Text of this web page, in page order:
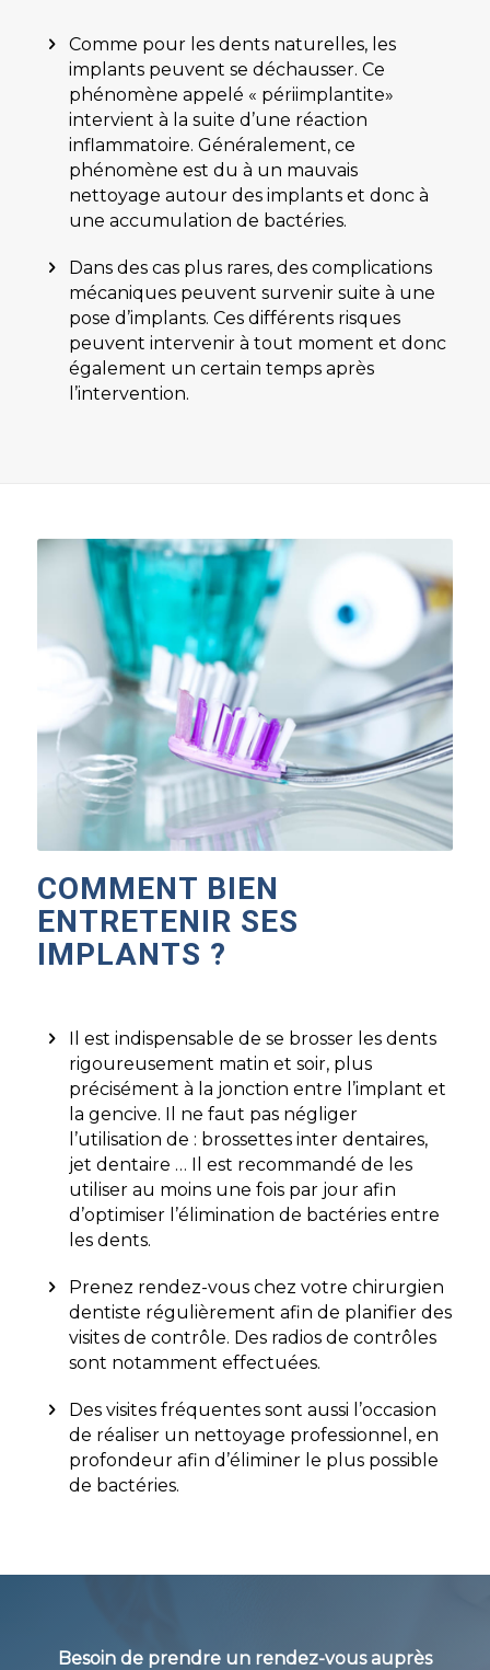
Comme pour les dents naturelles, les
implants peuvent se déchausser. Ce
phénomène appelé « périimplantite»
intervient à la suite d’une réaction
inflammatoire. Généralement, ce
phénomène est du à un mauvais
nettoyage autour des implants et donc à
une accumulation de bactéries.
Dans des cas plus rares, des complications
mécaniques peuvent survenir suite à une
pose d’implants. Ces différents risques
peuvent intervenir à tout moment et donc
également un certain temps après
l’intervention.
COMMENT BIEN
ENTRETENIR SES
IMPLANTS ?
Il est indispensable de se brosser les dents
rigoureusement matin et soir, plus
précisément à la jonction entre l’implant et
la gencive. Il ne faut pas négliger
l’utilisation de : brossettes inter dentaires,
jet dentaire … Il est recommandé de les
utiliser au moins une fois par jour afin
d’optimiser l’élimination de bactéries entre
les dents.
Prenez rendez-vous chez votre chirurgien
dentiste régulièrement afin de planifier des
visites de contrôle. Des radios de contrôles
sont notamment effectuées.
Des visites fréquentes sont aussi l’occasion
de réaliser un nettoyage professionnel, en
profondeur afin d’éliminer le plus possible
de bactéries.
Besoin de prendre un rendez-vous auprès